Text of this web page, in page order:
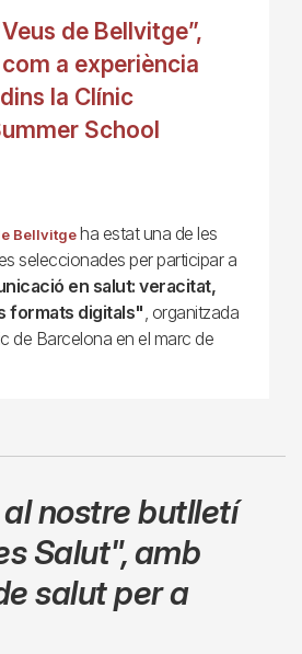
de Bellvitge”,
a experiència
la Clínic
School
Bellvitgeha estat una de les
seleccionades per participar a
en salut: veracitat,
formats digitals" , organitzada
de Barcelona en el marc de
nostre butlletí
Salut",amb
salut per a